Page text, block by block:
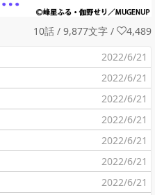
10話 / 9,877文字 /
4,489
2022/6/21
2022/6/21
2022/6/21
2022/6/21
2022/6/21
2022/6/21
2022/6/21